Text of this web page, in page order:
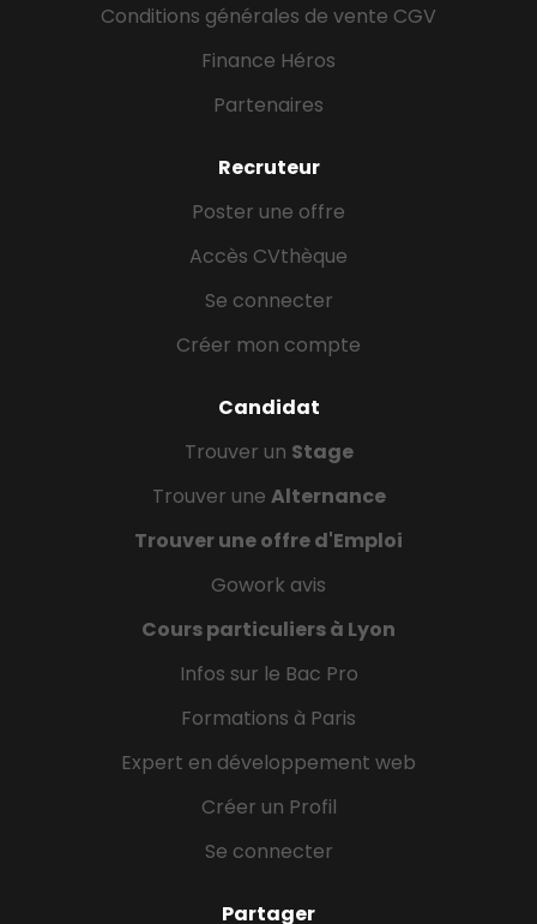
Conditions générales de vente CGV
Finance Héros
Partenaires
Recruteur
Poster une offre
Accès CVthèque
Se connecter
Créer mon compte
Candidat
Trouver un Stage
Trouver une Alternance
Trouver une offre d'Emploi
Gowork avis
Cours particuliers à Lyon
Infos sur le Bac Pro
Formations à Paris
Expert en développement web
Créer un Profil
Se connecter
Partager